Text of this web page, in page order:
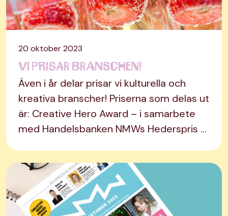
20 oktober 2023
Vi prisar branschen!
Även i år delar prisar vi kulturella och
kreativa branscher! Priserna som delas ut
är: Creative Hero Award – i samarbete
med Handelsbanken NMWs Hederspris …